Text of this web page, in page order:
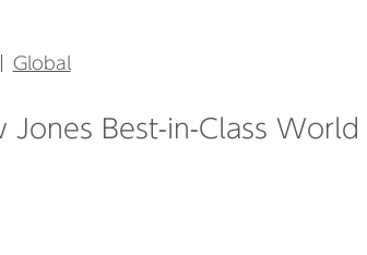
Global
Jones Best-in-Class